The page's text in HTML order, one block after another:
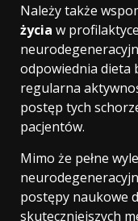
Należy także
życia w
odpowiednia dieta
regularna
postęp tych
pacjentów.
Mimo że pełne
postępy naukowe
skuteczniejszych